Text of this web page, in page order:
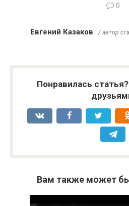
0
Евгений Казаков / автор
Понравилась
Вам также может